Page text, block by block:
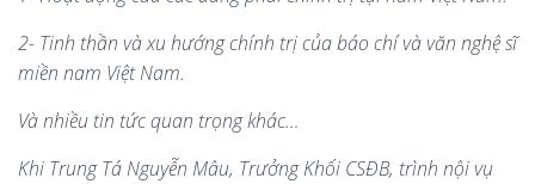
2- Tinh thần và xu hướng chính trị của báo chí và văn nghệ sĩ
miền nam Việt Nam.
Và nhiều tin tức quan trọng khác…
Khi Trung Tá Nguyễn Mâu, Trưởng Khối CSĐB, trình nội vụ